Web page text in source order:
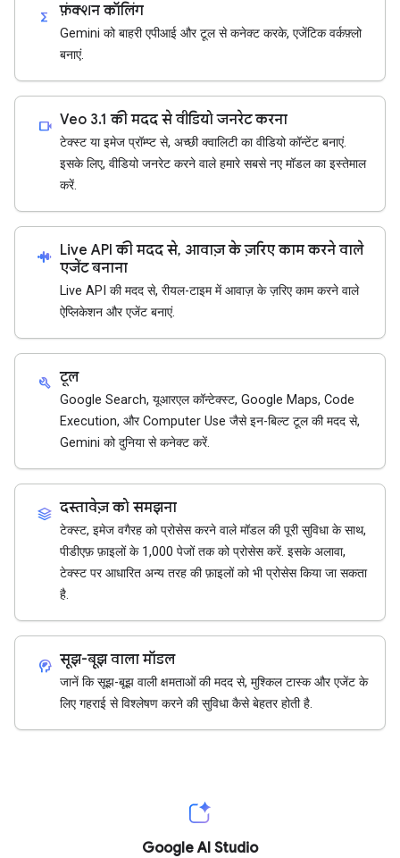
functions फ़ंक्शन कॉलिंग
Gemini को बाहरी एपीआई और टूल से कनेक्ट करके, एजेंटिक वर्कफ़्लो
बनाएं.
videocam Veo 3.1 की मदद से वीडियो जनरेट करना
टेक्स्ट या इमेज प्रॉम्प्ट से, अच्छी क्वालिटी का वीडियो कॉन्टेंट बनाएं.
इसके लिए, वीडियो जनरेट करने वाले हमारे सबसे नए मॉडल का इस्तेमाल
करें.
android_recorder Live API की मदद से, आवाज़ के ज़रिए काम करने वाले
एजेंट बनाना
Live API की मदद से, रीयल-टाइम में आवाज़ के ज़रिए काम करने वाले
ऐप्लिकेशन और एजेंट बनाएं.
build टूल
Google Search, यूआरएल कॉन्टेक्स्ट, Google Maps, Code
Execution, और Computer Use जैसे इन-बिल्ट टूल की मदद से,
Gemini को दुनिया से कनेक्ट करें.
stacks दस्तावेज़ को समझना
टेक्स्ट, इमेज वगैरह को प्रोसेस करने वाले मॉडल की पूरी सुविधा के साथ,
पीडीएफ़ फ़ाइलों के 1,000 पेजों तक को प्रोसेस करें. इसके अलावा,
टेक्स्ट पर आधारित अन्य तरह की फ़ाइलों को भी प्रोसेस किया जा सकता
है.
cognition_2 सूझ-बूझ वाला मॉडल
जानें कि सूझ-बूझ वाली क्षमताओं की मदद से, मुश्किल टास्क और एजेंट के
लिए गहराई से विश्लेषण करने की सुविधा कैसे बेहतर होती है.
Google AI Studio